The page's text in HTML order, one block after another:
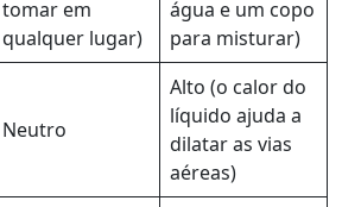
tomar em
qualquer lugar)
água e um copo
para misturar)
Neutro
Alto (o calor do
líquido ajuda a
dilatar as vias
aéreas)